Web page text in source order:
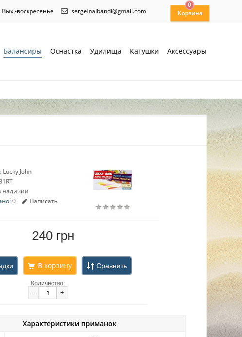
Вых.-воскресенье sergeinalbandi@gmail.com
0
Балансиры Оснастка Удилища Катушки Аксессуары
Lucky John
наличии
0 Написать
240 грн
Сравнить
Количество:
-
+
Характеристики приманок